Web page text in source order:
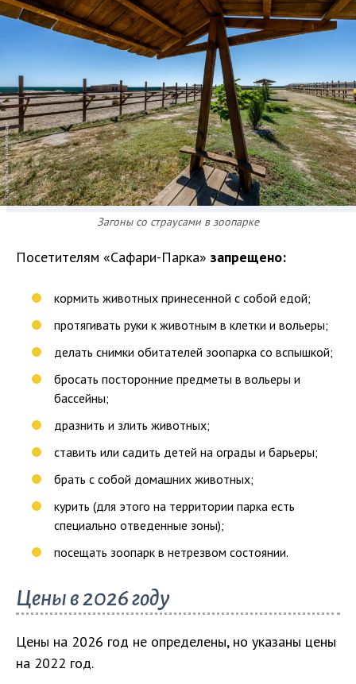
Загоны со страусами в зоопарке
Посетителям «Сафари-Парка» запрещено:
кормить животных принесенной с собой едой;
протягивать руки к животным в клетки и вольеры;
делать снимки обитателей зоопарка со вспышкой;
бросать посторонние предметы в вольеры и
бассейны;
дразнить и злить животных;
ставить или садить детей на ограды и барьеры;
брать с собой домашних животных;
курить (для этого на территории парка есть
специально отведенные зоны);
посещать зоопарк в нетрезвом состоянии.
Цены в 2026 году
Цены на 2026 год не определены, но указаны цены
на 2022 год.